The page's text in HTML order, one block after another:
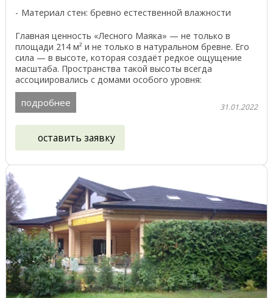
Материал стен: бревно естественной влажности
Главная ценность «Лесного Маяка» — не только в
площади 214 м² и не только в натуральном бревне. Его
сила — в высоте, которая создаёт редкое ощущение
масштаба. Пространства такой высоты всегда
ассоциировались с домами особого уровня:
резиденциями, ...
подробнее 31.01.2022
оставить заявку